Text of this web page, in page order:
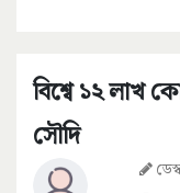
বিশ্বে ১২ লাখ
সৌদি